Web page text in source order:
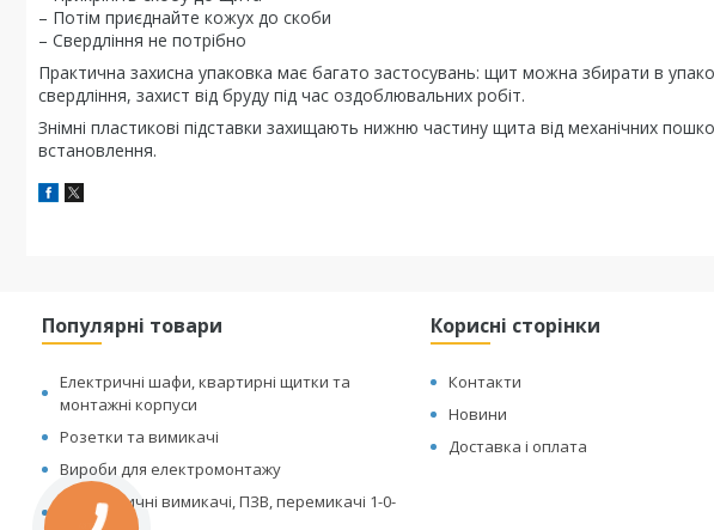
– Потім приєднайте кожух до скоби
– Свердління не потрібно
Практична захисна упаковка має багато застосувань: щит можна збирати в
свердління, захист від бруду під час оздоблювальних робіт.
Знімні пластикові підставки захищають нижню частину щита від механічних
встановлення.
Популярні товари
Електричні шафи, квартирні щитки та
монтажні корпуси
Розетки та вимикачі
Вироби для електромонтажу
Автоматичні вимикачі, ПЗВ, перемикачі 1-0-
Корисні сторінки
Контакти
Новини
Доставка і оплата